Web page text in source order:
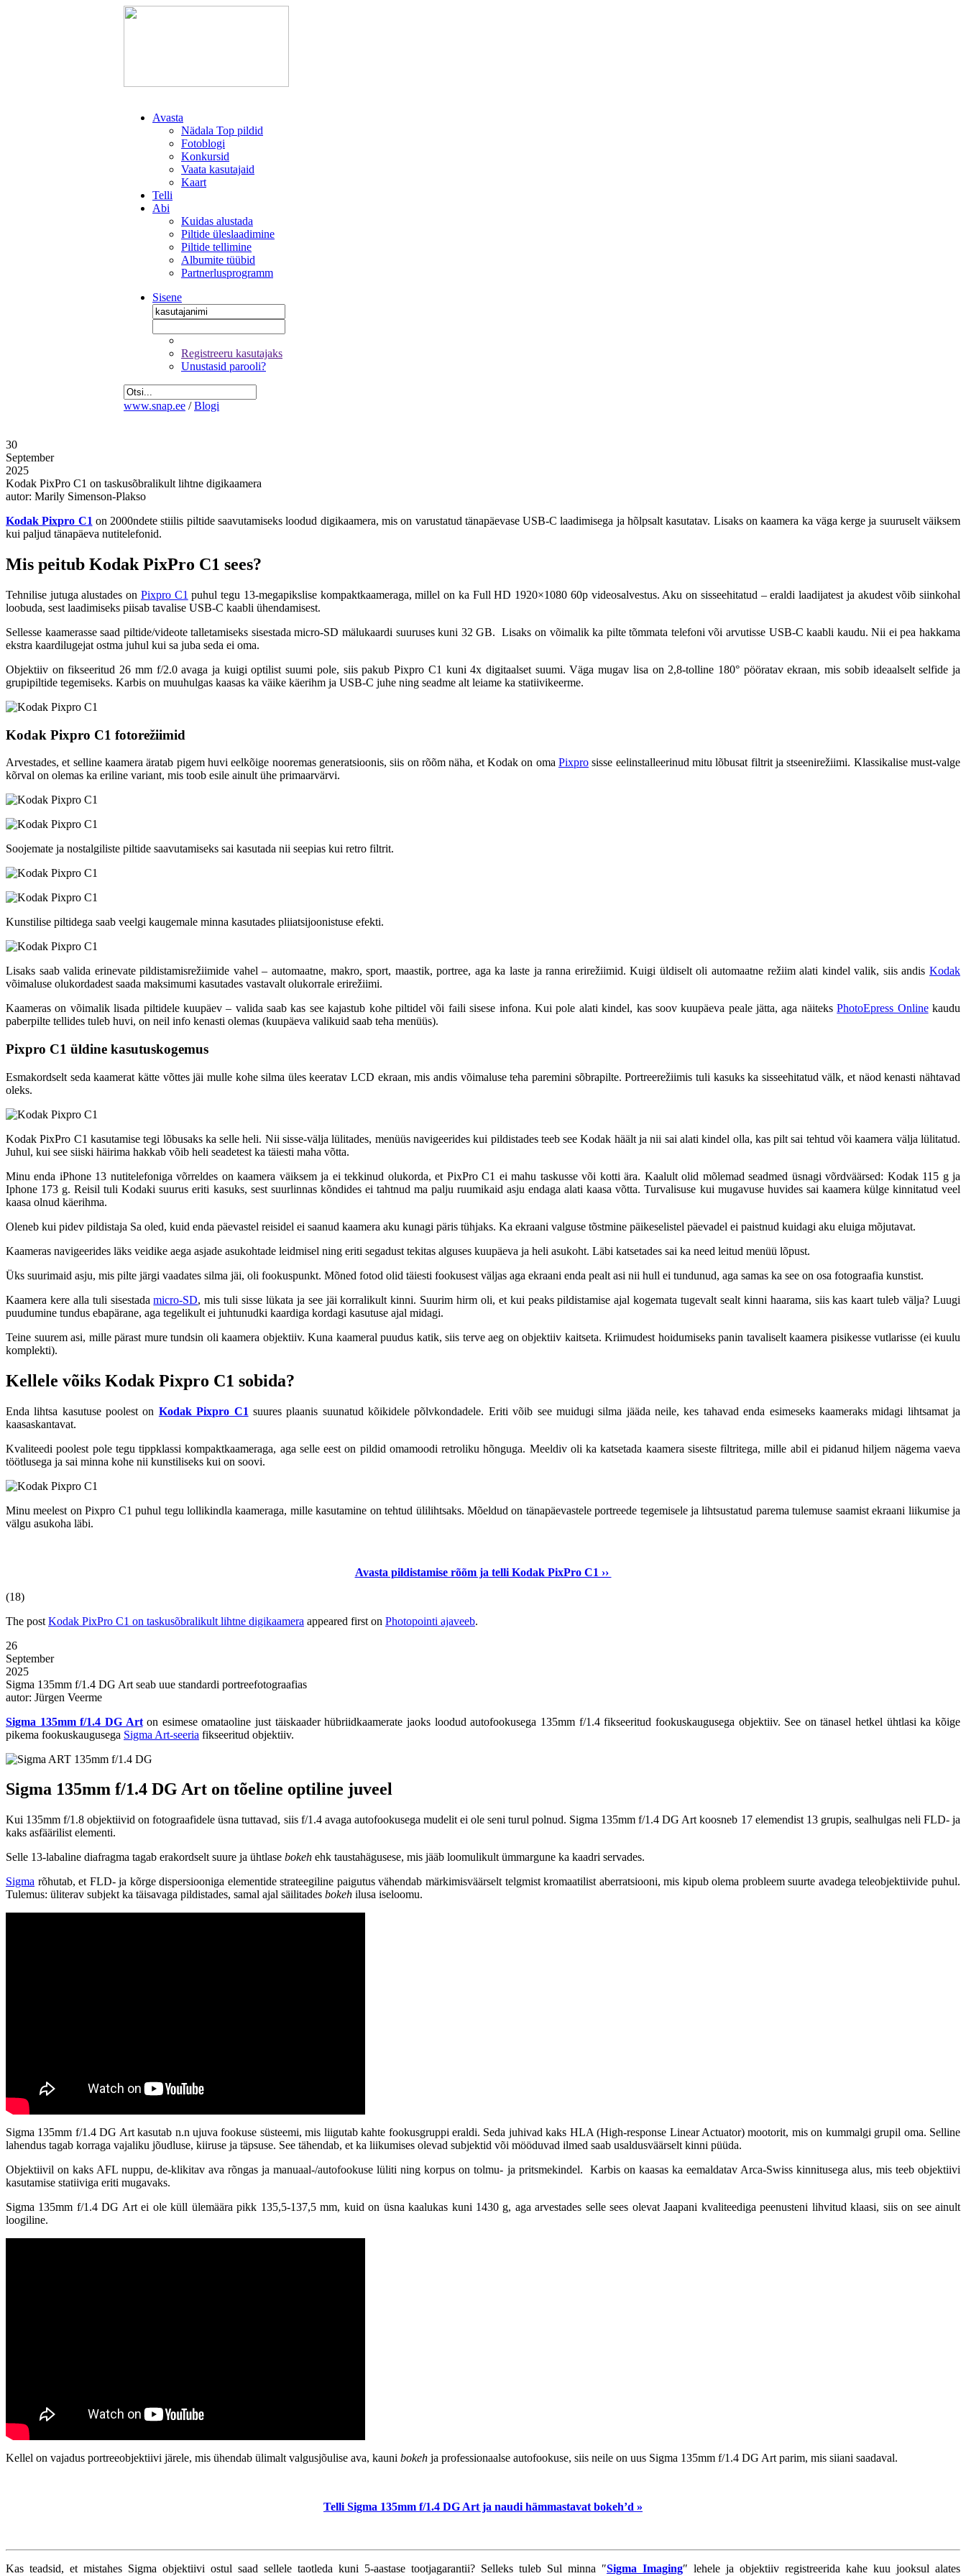
Avasta
Nädala Top pildid
Fotoblogi
Konkursid
Vaata kasutajaid
Kaart
Telli
Abi
Kuidas alustada
Piltide üleslaadimine
Piltide tellimine
Albumite tüübid
Partnerlusprogramm
Sisene
Registreeru kasutajaks
Unustasid parooli?
www.snap.ee / Blogi
30
September
2025
Kodak PixPro C1 on taskusõbralikult lihtne digikaamera
autor: Marily Simenson-Plakso
Kodak Pixpro C1 on 2000ndete stiilis piltide saavutamiseks loodud digikaamera, mis on varustatud tänapäevase USB-C laadimisega ja hõlpsalt kasutatav. Lisaks on kaamera ka väga kerge ja suuruselt väiksem
kui paljud tänapäeva nutitelefonid.
Mis peitub Kodak PixPro C1 sees?
Tehnilise jutuga alustades on Pixpro C1 puhul tegu 13-megapikslise kompaktkaameraga, millel on ka Full HD 1920×1080 60p videosalvestus. Aku on sisseehitatud – eraldi laadijatest ja akudest võib siinkohal
loobuda, sest laadimiseks piisab tavalise USB-C kaabli ühendamisest.
Sellesse kaamerasse saad piltide/videote talletamiseks sisestada micro-SD mälukaardi suuruses kuni 32 GB. Lisaks on võimalik ka pilte tõmmata telefoni või arvutisse USB-C kaabli kaudu. Nii ei pea hakkama
ekstra kaardilugejat ostma juhul kui sa juba seda ei oma.
Objektiiv on fikseeritud 26 mm f/2.0 avaga ja kuigi optilist suumi pole, siis pakub Pixpro C1 kuni 4x digitaalset suumi. Väga mugav lisa on 2,8-tolline 180° pööratav ekraan, mis sobib ideaalselt selfide ja
grupipiltide tegemiseks. Karbis on muuhulgas kaasas ka väike käerihm ja USB-C juhe ning seadme alt leiame ka statiivikeerme.
Kodak Pixpro C1 fotorežiimid
Arvestades, et selline kaamera äratab pigem huvi eelkõige nooremas generatsioonis, siis on rõõm näha, et Kodak on oma Pixpro sisse eelinstalleerinud mitu lõbusat filtrit ja stseenirežiimi. Klassikalise must-valge
kõrval on olemas ka eriline variant, mis toob esile ainult ühe primaarvärvi.
Soojemate ja nostalgiliste piltide saavutamiseks sai kasutada nii seepias kui retro filtrit.
Kunstilise piltidega saab veelgi kaugemale minna kasutades pliiatsijoonistuse efekti.
Lisaks saab valida erinevate pildistamisrežiimide vahel – automaatne, makro, sport, maastik, portree, aga ka laste ja ranna erirežiimid. Kuigi üldiselt oli automaatne režiim alati kindel valik, siis andis Kodak
võimaluse olukordadest saada maksimumi kasutades vastavalt olukorrale erirežiimi.
Kaameras on võimalik lisada piltidele kuupäev – valida saab kas see kajastub kohe piltidel või faili sisese infona. Kui pole alati kindel, kas soov kuupäeva peale jätta, aga näiteksPhotoEpress Onlinekaudu
paberpilte tellides tuleb huvi, on neil info kenasti olemas (kuupäeva valikuid saab teha menüüs).
Pixpro C1 üldine kasutuskogemus
Esmakordselt seda kaamerat kätte võttes jäi mulle kohe silma üles keeratav LCD ekraan, mis andis võimaluse teha paremini sõbrapilte. Portreerežiimis tuli kasuks ka sisseehitatud välk, et näod kenasti nähtavad
oleks.
Kodak PixPro C1 kasutamise tegi lõbusaks ka selle heli. Nii sisse-välja lülitades, menüüs navigeerides kui pildistades teeb see Kodak häält ja nii sai alati kindel olla, kas pilt sai tehtud või kaamera välja lülitatud.
Juhul, kui see siiski häirima hakkab võib heli seadetest ka täiesti maha võtta.
Minu enda iPhone 13 nutitelefoniga võrreldes on kaamera väiksem ja ei tekkinud olukorda, et PixPro C1 ei mahu taskusse või kotti ära. Kaalult olid mõlemad seadmed üsnagi võrdväärsed: Kodak 115 g ja
Iphone 173 g. Reisil tuli Kodaki suurus eriti kasuks, sest suurlinnas kõndides ei tahtnud ma palju ruumikaid asju endaga alati kaasa võtta. Turvalisuse kui mugavuse huvides sai kaamera külge kinnitatud veel
kaasa olnud käerihma.
Oleneb kui pidev pildistaja Sa oled, kuid enda päevastel reisidel ei saanud kaamera aku kunagi päris tühjaks. Ka ekraani valguse tõstmine päikeselistel päevadel ei paistnud kuidagi aku eluiga mõjutavat.
Kaameras navigeerides läks veidike aega asjade asukohtade leidmisel ning eriti segadust tekitas alguses kuupäeva ja heli asukoht. Läbi katsetades sai ka need leitud menüü lõpust.
Üks suurimaid asju, mis pilte järgi vaadates silma jäi, oli fookuspunkt. Mõned fotod olid täiesti fookusest väljas aga ekraani enda pealt asi nii hull ei tundunud, aga samas ka see on osa fotograafia kunstist.
Kaamera kere alla tuli sisestadamicro-SD, mis tuli sisse lükata ja see jäi korralikult kinni. Suurim hirm oli, et kui peaks pildistamise ajal kogemata tugevalt sealt kinni haarama, siis kas kaart tuleb välja? Luugi
puudumine tundus ebapärane, aga tegelikult ei juhtunudki kaardiga kordagi kasutuse ajal midagi.
Teine suurem asi, mille pärast mure tundsin oli kaamera objektiiv. Kuna kaameral puudus katik, siis terve aeg on objektiiv kaitseta. Kriimudest hoidumiseks panin tavaliselt kaamera pisikesse vutlarisse (ei kuulu
komplekti).
Kellele võiks Kodak Pixpro C1 sobida?
Enda lihtsa kasutuse poolest on Kodak Pixpro C1 suures plaanis suunatud kõikidele põlvkondadele. Eriti võib see muidugi silma jääda neile, kes tahavad enda esimeseks kaameraks midagi lihtsamat ja
kaasaskantavat.
Kvaliteedi poolest pole tegu tippklassi kompaktkaameraga, aga selle eest on pildid omamoodi retroliku hõnguga. Meeldiv oli ka katsetada kaamera siseste filtritega, mille abil ei pidanud hiljem nägema vaeva
töötlusega ja sai minna kohe nii kunstiliseks kui on soovi.
Minu meelest on Pixpro C1 puhul tegu lollikindla kaameraga, mille kasutamine on tehtud ülilihtsaks. Mõeldud on tänapäevastele portreede tegemisele ja lihtsustatud parema tulemuse saamist ekraani liikumise ja
välgu asukoha läbi.
Avasta pildistamise rõõm ja telli Kodak PixPro C1 ››
(18)
The post Kodak PixPro C1 on taskusõbralikult lihtne digikaamera appeared first on Photopointi ajaveeb.
26
September
2025
Sigma 135mm f/1.4 DG Art seab uue standardi portreefotograafias
autor: Jürgen Veerme
Sigma 135mm f/1.4 DG Arton esimese omataoline just täiskaader hübriidkaamerate jaoks loodud autofookusega 135mm f/1.4 fikseeritud fookuskaugusega objektiiv. See on tänasel hetkel ühtlasi ka kõige
pikema fookuskaugusega Sigma Art-seeria fikseeritud objektiiv.
Sigma 135mm f/1.4 DG Art on tõeline optiline juveel
Kui 135mm f/1.8 objektiivid on fotograafidele üsna tuttavad, siis f/1.4 avaga autofookusega mudelit ei ole seni turul polnud. Sigma 135mm f/1.4 DG Art koosneb 17 elemendist 13 grupis, sealhulgas neli FLD- ja
kaks asfäärilist elementi.
Selle 13-labaline diafragma tagab erakordselt suure ja ühtlase bokeh ehk taustahägusese, mis jääb loomulikult ümmargune ka kaadri servades.
Sigma rõhutab, et FLD- ja kõrge dispersiooniga elementide strateegiline paigutus vähendab märkimisväärselt telgmist kromaatilist aberratsiooni, mis kipub olema probleem suurte avadega teleobjektiivide puhul.
Tulemus: üliterav subjekt ka täisavaga pildistades, samal ajal säilitades bokeh ilusa iseloomu.
Sigma 135mm f/1.4 DG Art kasutab n.n ujuva fookuse süsteemi, mis liigutab kahte fookusgruppi eraldi. Seda juhivad kaks HLA (High-response Linear Actuator) mootorit, mis on kummalgi grupil oma. Selline
lahendus tagab korraga vajaliku jõudluse, kiiruse ja täpsuse. See tähendab, et ka liikumises olevad subjektid või mööduvad ilmed saab usaldusväärselt kinni püüda.
Objektiivil on kaks AFL nuppu, de-klikitav ava rõngas ja manuaal-/autofookuse lüliti ning korpus on tolmu- ja pritsmekindel. Karbis on kaasas ka eemaldatav Arca-Swiss kinnitusega alus, mis teeb objektiivi
kasutamise statiiviga eriti mugavaks.
Sigma 135mm f/1.4 DG Art ei ole küll ülemäära pikk 135,5-137,5 mm, kuid on üsna kaalukas kuni 1430 g, aga arvestades selle sees olevat Jaapani kvaliteediga peenusteni lihvitud klaasi, siis on see ainult
loogiline.
Kellel on vajadus portreeobjektiivi järele, mis ühendab ülimalt valgusjõulise ava, kauni bokeh ja professionaalse autofookuse, siis neile on uus Sigma 135mm f/1.4 DG Art parim, mis siiani saadaval.
Telli Sigma 135mm f/1.4 DG Art ja naudi hämmastavat bokeh’d »
Kas teadsid, et mistahes Sigma objektiivi ostul saad sellele taotleda kuni 5-aastase tootjagarantii? Selleks tuleb Sul minna ″Sigma Imaging″ lehele ja objektiiv registreerida kahe kuu jooksul alates